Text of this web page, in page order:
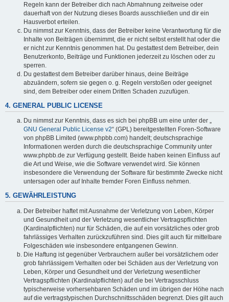
Regeln kann der Betreiber dich nach Abmahnung zeitweise oder
dauerhaft von der Nutzung dieses Boards ausschließen und dir ein
Hausverbot erteilen.
Du nimmst zur Kenntnis, dass der Betreiber keine Verantwortung für die
Inhalte von Beiträgen übernimmt, die er nicht selbst erstellt hat oder die
er nicht zur Kenntnis genommen hat. Du gestattest dem Betreiber, dein
Benutzerkonto, Beiträge und Funktionen jederzeit zu löschen oder zu
sperren.
Du gestattest dem Betreiber darüber hinaus, deine Beiträge
abzuändern, sofern sie gegen o. g. Regeln verstoßen oder geeignet
sind, dem Betreiber oder einem Dritten Schaden zuzufügen.
4. GENERAL PUBLIC LICENSE
Du nimmst zur Kenntnis, dass es sich bei phpBB um eine unter der „
GNU General Public License v2“ (GPL) bereitgestellten Foren-Software
von phpBB Limited (www.phpbb.com) handelt; deutschsprachige
Informationen werden durch die deutschsprachige Community unter
www.phpbb.de zur Verfügung gestellt. Beide haben keinen Einfluss auf
die Art und Weise, wie die Software verwendet wird. Sie können
insbesondere die Verwendung der Software für bestimmte Zwecke nicht
untersagen oder auf Inhalte fremder Foren Einfluss nehmen.
5. GEWÄHRLEISTUNG
Der Betreiber haftet mit Ausnahme der Verletzung von Leben, Körper
und Gesundheit und der Verletzung wesentlicher Vertragspflichten
(Kardinalpflichten) nur für Schäden, die auf ein vorsätzliches oder grob
fahrlässiges Verhalten zurückzuführen sind. Dies gilt auch für mittelbare
Folgeschäden wie insbesondere entgangenen Gewinn.
Die Haftung ist gegenüber Verbrauchern außer bei vorsätzlichem oder
grob fahrlässigem Verhalten oder bei Schäden aus der Verletzung von
Leben, Körper und Gesundheit und der Verletzung wesentlicher
Vertragspflichten (Kardinalpflichten) auf die bei Vertragsschluss
typischerweise vorhersehbaren Schäden und im übrigen der Höhe nach
auf die vertragstypischen Durchschnittsschäden begrenzt. Dies gilt auch